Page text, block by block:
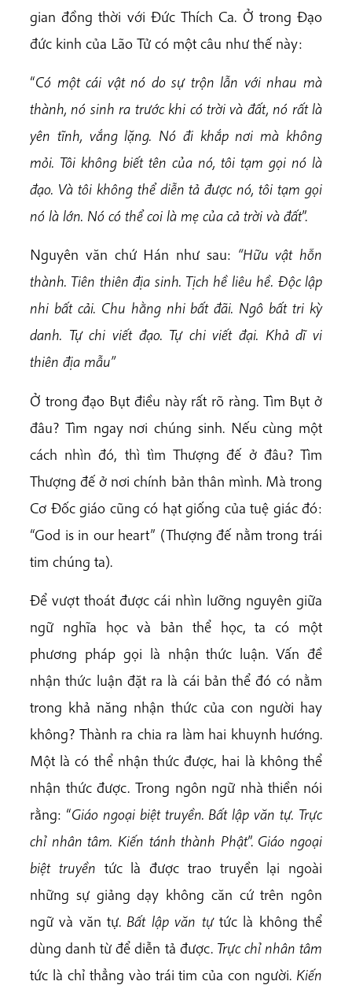
gian đồng thời với Đức Thích Ca. Ở trong Đạo
đức kinh của Lão Tử có một câu như thế này:
“Có một cái vật nó do sự trộn lẫn với nhau mà
thành, nó sinh ra trước khi có trời và đất, nó rất là
yên tĩnh, vắng lặng. Nó đi khắp nơi mà không
mỏi. Tôi không biết tên của nó, tôi tạm gọi nó là
đạo. Và tôi không thể diễn tả được nó, tôi tạm gọi
nó là lớn. Nó có thể coi là mẹ của cả trời và đất”.
Nguyên văn chứ Hán như sau: “Hữu vật hỗn
thành. Tiên thiên địa sinh. Tịch hề liêu hề. Độc lập
nhi bất cải. Chu hằng nhi bất đãi. Ngô bất tri kỳ
danh. Tự chi viết đạo. Tự chi viết đại. Khả dĩ vi
thiên địa mẫu”
Ở trong đạo Bụt điều này rất rõ ràng. Tìm Bụt ở
đâu? Tìm ngay nơi chúng sinh. Nếu cùng một
cách nhìn đó, thì tìm Thượng đế ở đâu? Tìm
Thượng đế ở nơi chính bản thân mình. Mà trong
Cơ Đốc giáo cũng có hạt giống của tuệ giác đó:
“God is in our heart” (Thượng đế nằm trong trái
tim chúng ta).
Để vượt thoát được cái nhìn lưỡng nguyên giữa
ngữ nghĩa học và bản thể học, ta có một
phương pháp gọi là nhận thức luận. Vấn đề
nhận thức luận đặt ra là cái bản thể đó có nằm
trong khả năng nhận thức của con người hay
không? Thành ra chia ra làm hai khuynh hướng.
Một là có thể nhận thức được, hai là không thể
nhận thức được. Trong ngôn ngữ nhà thiền nói
rằng: “Giáo ngoại biệt truyền. Bất lập văn tự. Trực
chỉ nhân tâm. Kiến tánh thành Phật”. Giáo ngoại
biệt truyền tức là được trao truyền lại ngoài
những sự giảng dạy không căn cứ trên ngôn
ngữ và văn tự. Bất lập văn tựtức là không thể
dùng danh từ để diễn tả được. Trực chỉ nhân tâm
tức là chỉ thẳng vào trái tim của con người. Kiến